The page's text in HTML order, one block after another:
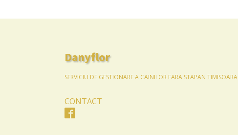
Danyflor
SERVICIU DE GESTIONARE A CAINILOR FARA STAPAN TIMISOARA
CONTACT